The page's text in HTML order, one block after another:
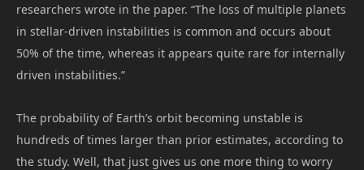
researchers wrote in the paper. “The loss of multiple planets
in stellar-driven instabilities is common and occurs about
50% of the time, whereas it appears quite rare for internally
driven instabilities.”
The probability of Earth’s orbit becoming unstable is
hundreds of times larger than prior estimates, according to
the study. Well, that just gives us one more thing to worry